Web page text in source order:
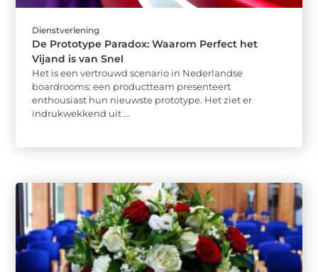
Dienstverlening
De Prototype Paradox: Waarom Perfect het
Vijand is van Snel
Het is een vertrouwd scenario in Nederlandse
boardrooms: een productteam presenteert
enthousiast hun nieuwste prototype. Het ziet er
indrukwekkend uit ...